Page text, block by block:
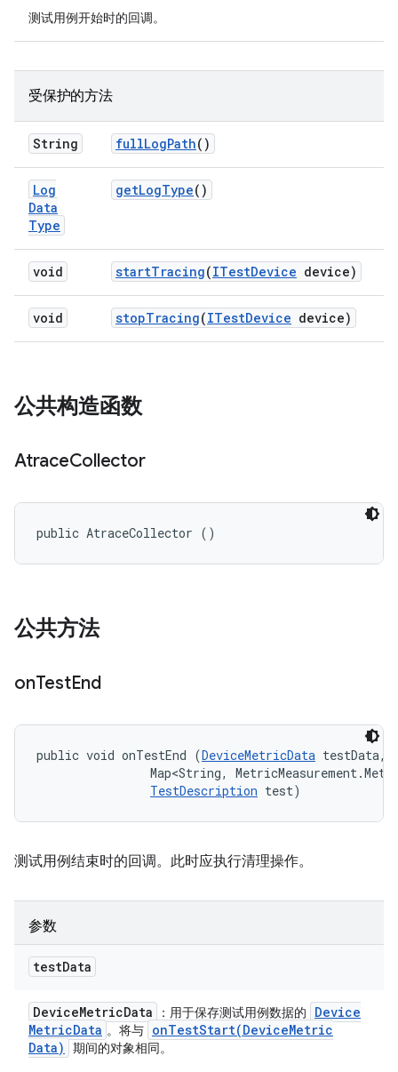
测试用例开始时的回调。
受保护的方法
String fullLogPath()
Log
Data
Type
getLogType()
void startTracing(ITestDevice device)
void stopTracing(ITestDevice device)
公共构造函数
AtraceCollector
public AtraceCollector ()
公共方法
onTestEnd
public void onTestEnd (DeviceMetricData testData,
Map<String,
TestDescription test)
测试用例结束时的回调。此时应执行清理操作。
参数
testData
DeviceMetricData ：用于保存测试用例数据的
Device
MetricData 。将与 onTestStart(DeviceMetric
Data)
期间的对象相同。